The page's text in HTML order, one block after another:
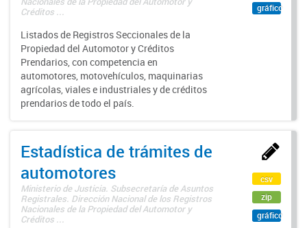
Créditos ...
Listados de Registros Seccionales de la
Propiedad del Automotor y Créditos
Prendarios, con competencia en
automotores, motovehículos, maquinarias
agrícolas, viales e industriales y de créditos
prendarios de todo el país.
gráfico
Estadística de trámites de
automotores
Ministerio de Justicia. Subsecretaría de Asuntos
Registrales. Dirección Nacional de los Registros
Nacionales de la Propiedad del Automotor y
Créditos ...
csv
zip
gráfico